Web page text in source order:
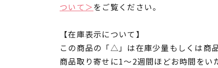
ついて＞をご覧ください。
【在庫表示について】
この商品の「△」は在庫少量もしくは商
商品取り寄せに1～2週間ほどお時間をい